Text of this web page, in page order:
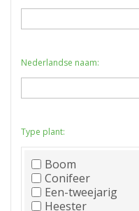
Nederlandse naam:
Type plant:
Boom
Conifeer
Een-tweejarig
Heester